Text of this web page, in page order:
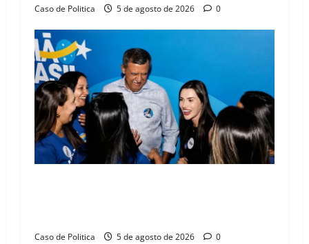
Caso de Politica 5 de agosto de 2026 0
Caso de Politica 5 de agosto de 2026 0